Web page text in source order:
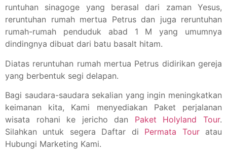
runtuhan sinagoge yang berasal dari zaman Yesus,
reruntuhan rumah mertua Petrus dan juga reruntuhan
rumah-rumah penduduk abad 1 M yang umumnya
dindingnya dibuat dari batu basalt hitam.
Diatas reruntuhan rumah mertua Petrus didirikan gereja
yang berbentuk segi delapan.
Bagi saudara-saudara sekalian yang ingin meningkatkan
keimanan kita, Kami menyediakan Paket perjalanan
wisata rohani ke jericho dan Paket Holyland Tour.
Silahkan untuk segera Daftar di Permata Touratau
Hubungi Marketing Kami.